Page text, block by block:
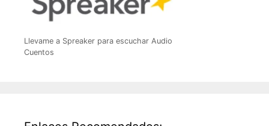
Llevame a Spreaker para escuchar Audio
Cuentos